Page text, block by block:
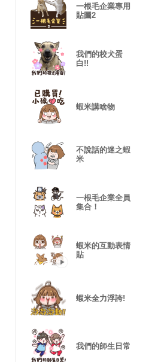
一根毛企業專用
貼圖2
我們的校犬蛋
白!!
蝦米講啥物
不說話的迷之蝦
米
一根毛企業全員
集合！
蝦米的互動表情
貼
蝦米全力浮誇!
我們的師生日常